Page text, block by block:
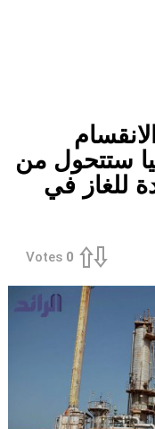
ستتحول من
للغاز في
0
Votes